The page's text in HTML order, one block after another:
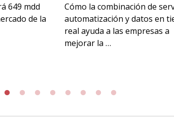
649 mdd
de la
Cómo la combinación de
automatización y datos en
real ayuda a las empresas a
mejorar la …